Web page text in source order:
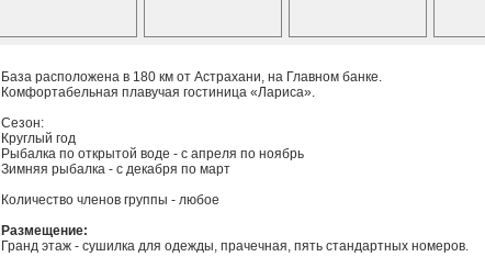
База расположена в 180 км от Астрахани, на Главном банке.
Комфортабельная плавучая гостиница «Лариса».
Сезон:
Круглый год
Рыбалка по открытой воде - с апреля по ноябрь
Зимняя рыбалка - с декабря по март
Количество членов группы - любое
Размещение:
Гранд этаж - сушилка для одежды, прачечная, пять стандартных номеров.